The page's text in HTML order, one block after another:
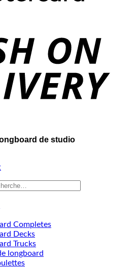
de studio
Completes
Decks
Trucks
longboard